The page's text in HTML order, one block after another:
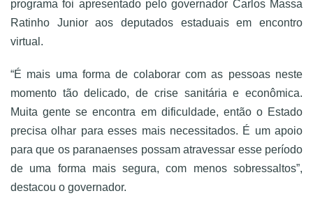
programa foi apresentado pelo governador Carlos Massa
Ratinho Junior aos deputados estaduais em encontro
virtual.
“É mais uma forma de colaborar com as pessoas neste
momento tão delicado, de crise sanitária e econômica.
Muita gente se encontra em dificuldade, então o Estado
precisa olhar para esses mais necessitados. É um apoio
para que os paranaenses possam atravessar esse período
de uma forma mais segura, com menos sobressaltos”,
destacou o governador.